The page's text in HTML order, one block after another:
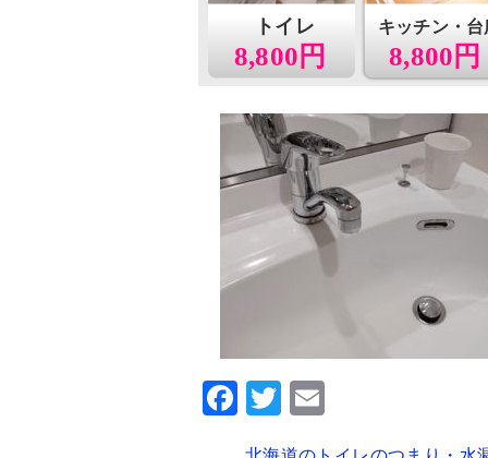
8,800円
トイレ
8,800円
キッチン・台
F
T